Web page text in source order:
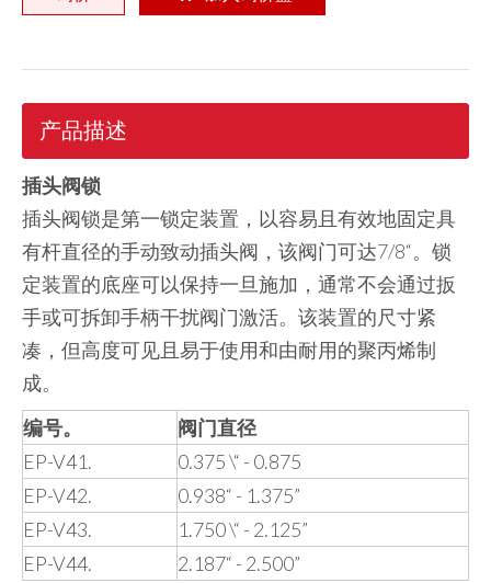
产品描述
插头阀锁
插头阀锁是第一锁定装置，以容易且有效地固定具
有杆直径的手动致动插头阀，该阀门可达7/8“。锁
定装置的底座可以保持一旦施加，通常不会通过扳
手或可拆卸手柄干扰阀门激活。该装置的尺寸紧
凑，但高度可见且易于使用和由耐用的聚丙烯制
成。
编号。
阀门直径
EP-V41.
0.375 \“ - 0.875
EP-V42.
0.938“ - 1.375”
EP-V43.
1.750 \“ - 2.125”
EP-V44.
2.187“ - 2.500”